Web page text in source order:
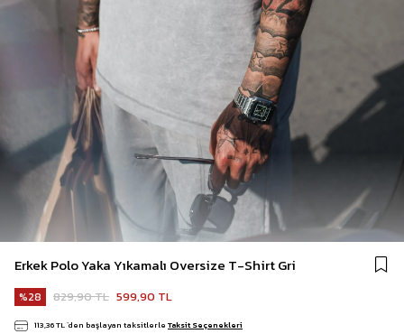
Erkek Polo Yaka Yıkamalı Oversize T-Shirt Gri
28 829,90 TL 599,90 TL
113,36 TL`den başlayan taksitlerle Taksit Seçenekleri